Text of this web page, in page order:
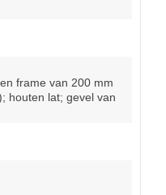
frame van 200 mm
houten lat; gevel van